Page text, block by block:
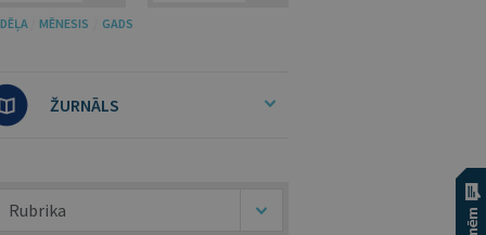
MĒNESIS GADS
ŽURNĀLS
Rubrika